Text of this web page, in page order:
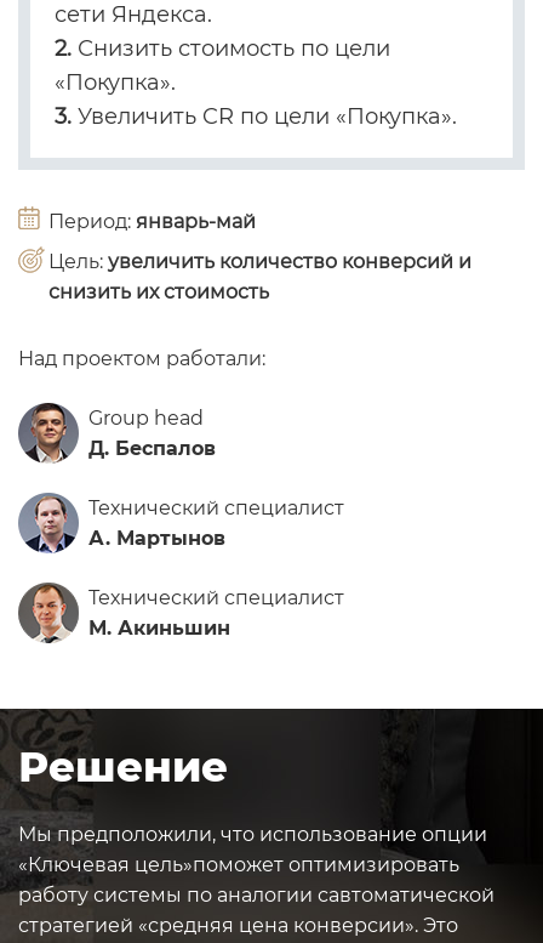
сети Яндекса.
2. Снизить стоимость по цели
«Покупка».
3. Увеличить CR по цели «Покупка».
Период: январь-май
Цель: увеличить количество конверсий и
снизить их стоимость
Над проектом работали:
Group head
Д. Беспалов
Технический специалист
А. Мартынов
Технический специалист
М. Акиньшин
Решение
Мы предположили, что использование опции
«Ключевая цель»поможет оптимизировать
работу системы по аналогии савтоматической
стратегией «средняя цена конверсии». Это